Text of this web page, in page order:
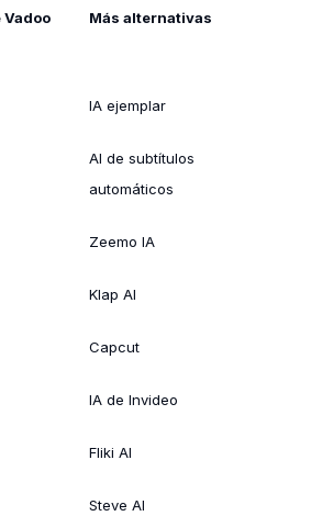
Vadoo Más alternativas
IA ejemplar
AI de subtítulos
automáticos
Zeemo IA
Klap AI
Capcut
IA de Invideo
Fliki AI
Steve AI